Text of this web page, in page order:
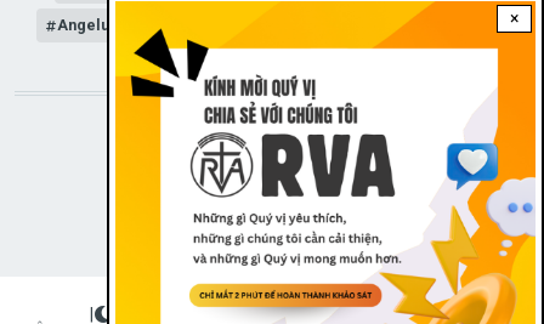
×
Angelus Đức Giáo hoàng Lêô XIV General Audience
STAY CONNECTED WITH US!
FOOTER